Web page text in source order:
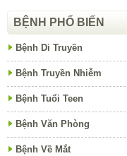
BỆNH PHỔ BIẾN
Bệnh Di Truyền
Bệnh Truyền Nhiễm
Bệnh Tuổi Teen
Bệnh Văn Phòng
Bệnh Về Mắt